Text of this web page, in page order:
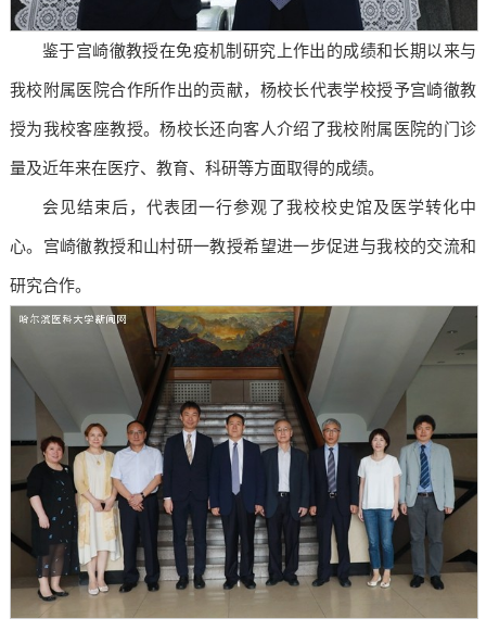
鉴于宫崎徹教授在免疫机制研究上作出的成绩和长期以来与
我校附属医院合作所作出的贡献，杨校长代表学校授予宫崎徹教
授为我校客座教授。杨校长还向客人介绍了我校附属医院的门诊
量及近年来在医疗、教育、科研等方面取得的成绩。
会见结束后，代表团一行参观了我校校史馆及医学转化中
心。宫崎徹教授和山村研一教授希望进一步促进与我校的交流和
研究合作。